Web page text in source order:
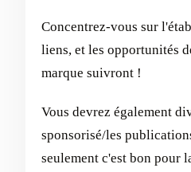
Concentrez-vous sur
liens, et les opportunités
marque suivront !
Vous devrez également
sponsorisé/les
seulement c'est bon pour